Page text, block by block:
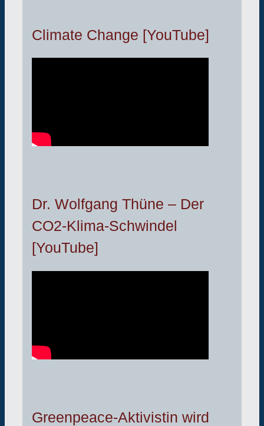
Climate Change [YouTube]
Dr. Wolfgang Thüne – Der
CO2-Klima-Schwindel
[YouTube]
Greenpeace-Aktivistin wird